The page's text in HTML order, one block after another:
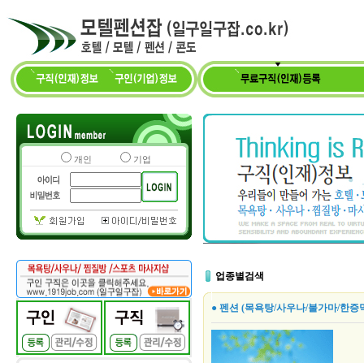
개인 기업
업종별검색
● 펜션 (목욕탕/사우나/불가마/한증